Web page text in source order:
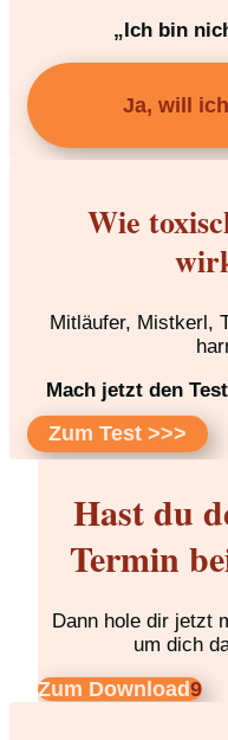
„Ich bin
Ja, will
Wie
Mitläufer, Mistkerl,
Mach jetzt den
Zum Test >>>
Hast du
Termin
Dann hole dir jetzt
um dich
Zum Download